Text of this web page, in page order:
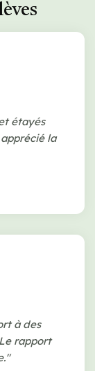
étayés
la
à des
rapport